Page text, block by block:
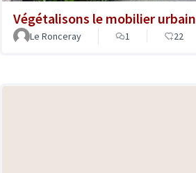
Végétalisons le mobilier urbain
Le Ronceray
1 22